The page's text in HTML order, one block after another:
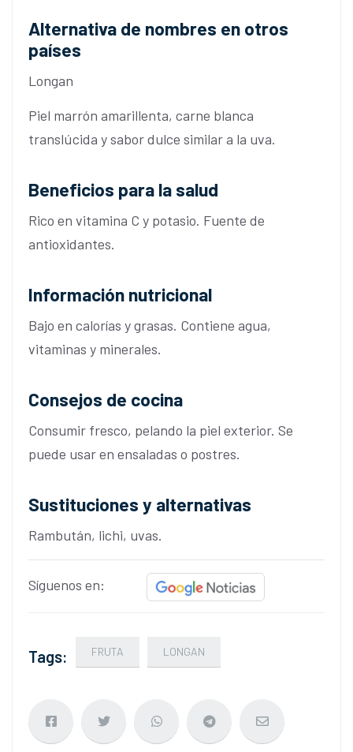
Alternativa de nombres en otros
países
Longan
Piel marrón amarillenta, carne blanca
translúcida y sabor dulce similar a la uva.
Beneficios para la salud
Rico en vitamina C y potasio. Fuente de
antioxidantes.
Información nutricional
Bajo en calorías y grasas. Contiene agua,
vitaminas y minerales.
Consejos de cocina
Consumir fresco, pelando la piel exterior. Se
puede usar en ensaladas o postres.
Sustituciones y alternativas
Rambután, lichi, uvas.
Síguenos en:
Tags: FRUTA LONGAN